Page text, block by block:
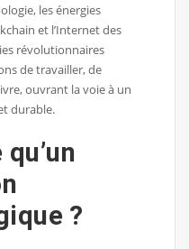
les énergies
et l’Internet des
révolutionnaires
de travailler, de
ouvrant la voie à un
durable.
?